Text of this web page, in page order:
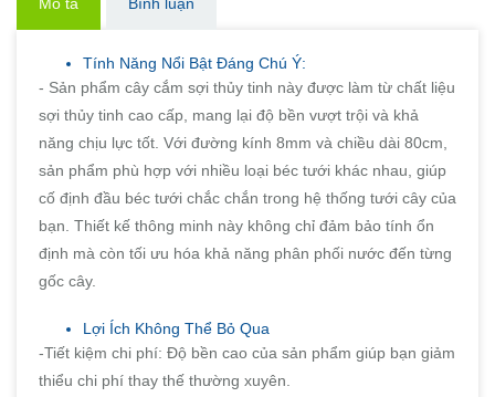
Tính Năng Nổi Bật Đáng Chú Ý:
- Sản phẩm cây cắm sợi thủy tinh này được làm từ chất liệu
sợi thủy tinh cao cấp, mang lại độ bền vượt trội và khả
năng chịu lực tốt. Với đường kính 8mm và chiều dài 80cm,
sản phẩm phù hợp với nhiều loại béc tưới khác nhau, giúp
cố định đầu béc tưới chắc chắn trong hệ thống tưới cây của
bạn. Thiết kế thông minh này không chỉ đảm bảo tính ổn
định mà còn tối ưu hóa khả năng phân phối nước đến từng
gốc cây.
Lợi Ích Không Thể Bỏ Qua
-Tiết kiệm chi phí: Độ bền cao của sản phẩm giúp bạn giảm
thiểu chi phí thay thế thường xuyên.